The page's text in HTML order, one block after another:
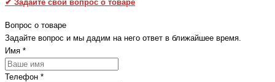
✔ Задайте свой вопрос о товаре
Вопрос о товаре
Задайте вопрос и мы дадим на него ответ в ближайшее время.
Имя *
Телефон *